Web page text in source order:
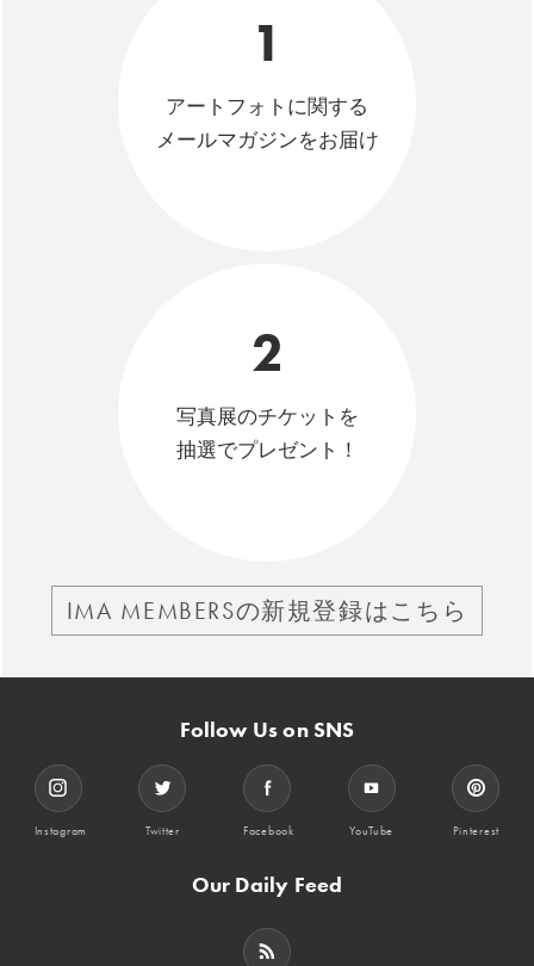
1
アートフォトに関する
メールマガジンをお届け
2
写真展のチケットを
抽選でプレゼント！
IMA MEMBERSの新規登録はこちら
Follow Us on SNS
Instagram Twitter Facebook YouTube Pinterest
Our Daily Feed